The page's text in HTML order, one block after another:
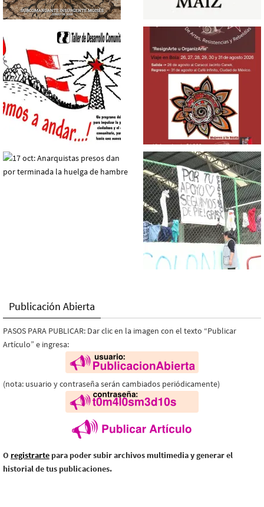
Publicación Abierta
PASOS PARA PUBLICAR: Dar clic en la imagen con el texto “Publicar
Artículo” e ingresa:
(nota: usuario y contraseña serán cambiados periódicamente)
O registrarte para poder subir archivos multimedia y generar el
historial de tus publicaciones.